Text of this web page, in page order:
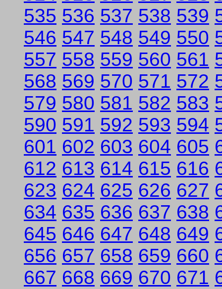
535 536 537 538 539
546 547 548 549 550
557 558 559 560 561
568 569 570 571 572
579 580 581 582 583
590 591 592 593 594
601 602 603 604 605
612 613 614 615 616
623 624 625 626 627
634 635 636 637 638
645 646 647 648 649
656 657 658 659 660
667 668 669 670 671